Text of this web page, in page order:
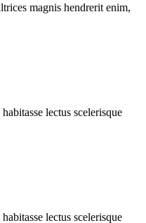
magnis hendrerit enim,
lectus scelerisque
lectus scelerisque